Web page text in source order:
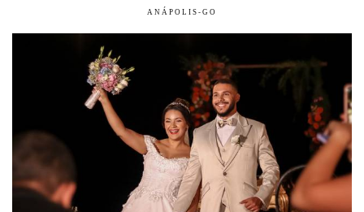
ANÁPOLIS-GO